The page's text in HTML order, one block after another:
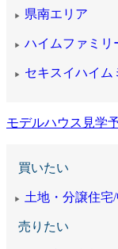
▶ 県南エリア
▶ ハイムファミリ
▶ セキスイハイム
モデルハウス見学
買いたい
▶ 土地・分譲住宅
売りたい